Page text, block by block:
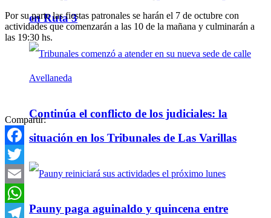
en Ruta 3
Continúa el conflicto de los judiciales: la
situación en los Tribunales de Las Varillas
Pauny paga aguinaldo y quincena entre
Por su parte las fiestas patronales se harán el 7 de octubre con
actividades que comenzarán a las 10 de la mañana y culminarán a
las 19:30 hs.
Compartir:
Facebook
Twitter
Email
WhatsApp